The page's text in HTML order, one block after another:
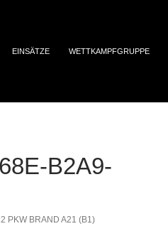
EINSÄTZE WETTKAMPFGRUPPE
B2A9-
PKW BRAND A21 (B1)